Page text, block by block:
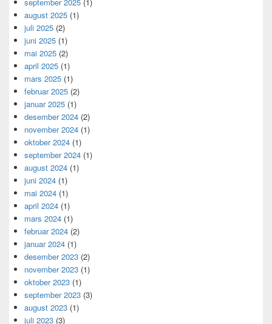
august 2025 (1)
juli 2025 (2)
juni 2025 (1)
mai 2025 (2)
april 2025 (1)
mars 2025 (1)
februar 2025 (2)
januar 2025 (1)
desember 2024 (2)
november 2024 (1)
oktober 2024 (1)
september 2024 (1)
august 2024 (1)
juni 2024 (1)
mai 2024 (1)
april 2024 (1)
mars 2024 (1)
februar 2024 (2)
januar 2024 (1)
desember 2023 (2)
november 2023 (1)
oktober 2023 (1)
september 2023 (3)
august 2023 (1)
juli 2023 (3)